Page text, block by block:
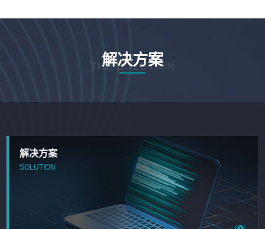
解决方案
THE SOLUTION
解决方案
SOLUTION